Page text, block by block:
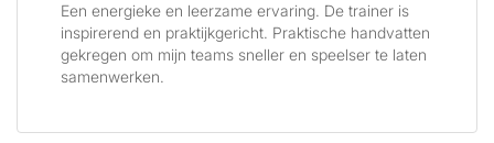
Een energieke en leerzame ervaring. De trainer is
inspirerend en praktijkgericht. Praktische handvatten
gekregen om mijn teams sneller en speelser te laten
samenwerken.